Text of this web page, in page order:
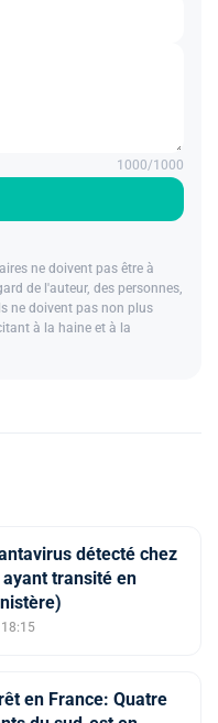
1000/1000
ne doivent pas être à
de l'auteur, des personnes,
ne doivent pas non plus
à la haine et à la
détecté chez
transité en
en France: Quatre